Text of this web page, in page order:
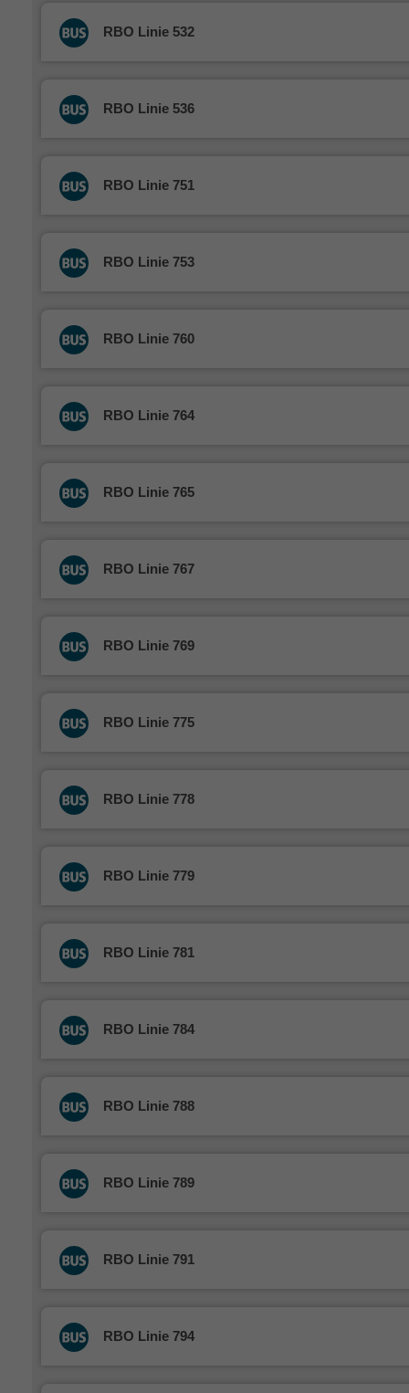
RBO Linie 532
RBO Linie 536
RBO Linie 751
RBO Linie 753
RBO Linie 760
RBO Linie 764
RBO Linie 765
RBO Linie 767
RBO Linie 769
RBO Linie 775
RBO Linie 778
RBO Linie 779
RBO Linie 781
RBO Linie 784
RBO Linie 788
RBO Linie 789
RBO Linie 791
RBO Linie 794